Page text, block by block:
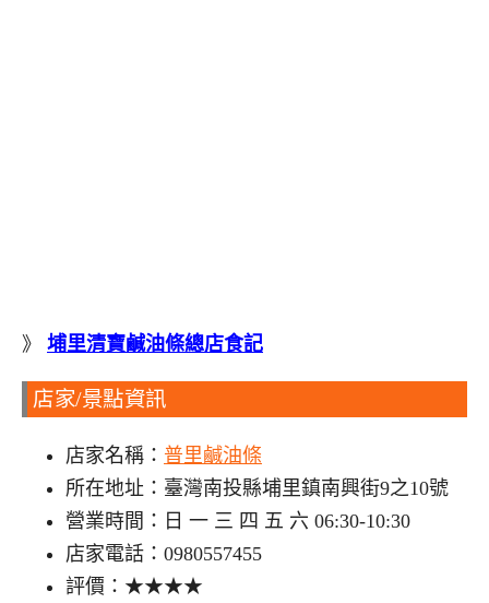
》 埔里清寶鹹油條總店食記
店家/景點資訊
店家名稱： 普里鹹油條
所在地址：臺灣南投縣埔里鎮南興街9之10號
營業時間：日 一 三 四 五 六 06:30-10:30
店家電話：0980557455
評價：★★★★